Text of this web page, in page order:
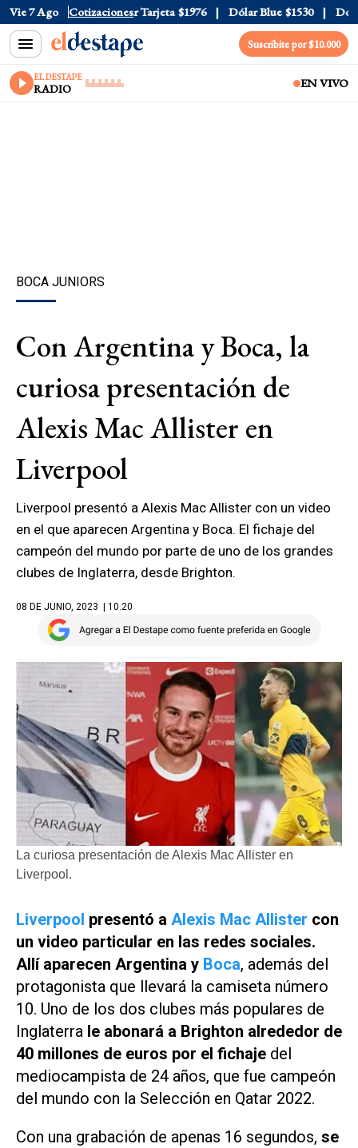
Vie 7 Ago Cotizaciones
$1520 Dólar Tarjeta $1976 Dólar Blue $1530 Dólar
Suscribite por $10.000
EL DESTAPE
RADIO EN VIVO
BOCA JUNIORS
Con Argentina y Boca, la
curiosa presentación de
Alexis Mac Allister en
Liverpool
Liverpool presentó a Alexis Mac Allister con un video
en el que aparecen Argentina y Boca. El fichaje del
campeón del mundo por parte de uno de los grandes
clubes de Inglaterra, desde Brighton.
08 DE JUNIO, 2023 | 10.20
La curiosa presentación de Alexis Mac Allister en
Liverpool.
Liverpool presentó a Alexis Mac Allister con
un video particular en las redes sociales.
Allí aparecen Argentina y Boca, además del
protagonista que llevará la camiseta número
10. Uno de los dos clubes más populares de
Inglaterra le abonará a Brighton alrededor de
40 millones de euros por el fichaje del
mediocampista de 24 años, que fue campeón
del mundo con la Selección en Qatar 2022.
Con una grabación de apenas 16 segundos, se